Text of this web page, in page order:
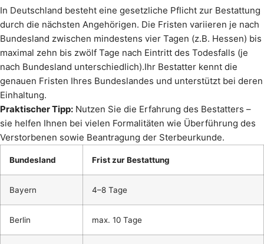
In Deutschland besteht eine gesetzliche Pflicht zur Bestattung
durch die nächsten Angehörigen. Die Fristen variieren je nach
Bundesland zwischen mindestens vier Tagen (z.B. Hessen) bis
maximal zehn bis zwölf Tage nach Eintritt des Todesfalls (je
nach Bundesland unterschiedlich).Ihr Bestatter kennt die
genauen Fristen Ihres Bundeslandes und unterstützt bei deren
Einhaltung.
Praktischer Tipp: Nutzen Sie die Erfahrung des Bestatters –
sie helfen Ihnen bei vielen Formalitäten wie Überführung des
Verstorbenen sowie Beantragung der Sterbeurkunde.
Bundesland Frist zur Bestattung
Bayern 4–8 Tage
Berlin max. 10 Tage